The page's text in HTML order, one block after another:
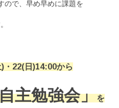
ので、早め早めに課題を
・22(日)14:00から
主勉強会」を